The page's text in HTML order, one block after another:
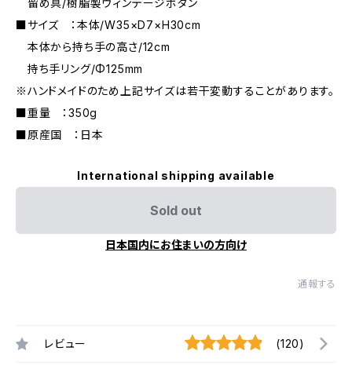
留め具/樹脂製ヴィンテージボタン
■サイズ ：本体/W35×D7×H30cm
本体から持ち手の高さ/12cm
持ち手リング/Φ125mm
※ハンドメイドのため上記サイズは若干変動することがあります。
■重量 ：350g
■原産国 ：日本
International shipping available
Sold out
日本国内にお住まいの方向け
通報する
レビュー (120)